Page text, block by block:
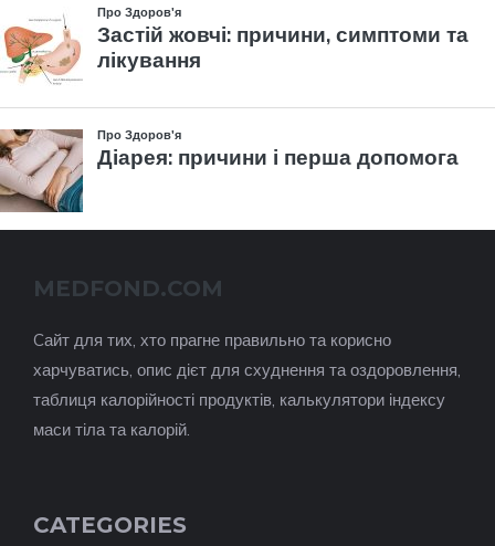
MEDFOND.COM
Cайт для тих, хто прагне правильно та корисно
харчуватись, опис дієт для схуднення та оздоровлення,
таблиця калорійності продуктів, калькулятори індексу
маси тіла та калорій.
CATEGORIES